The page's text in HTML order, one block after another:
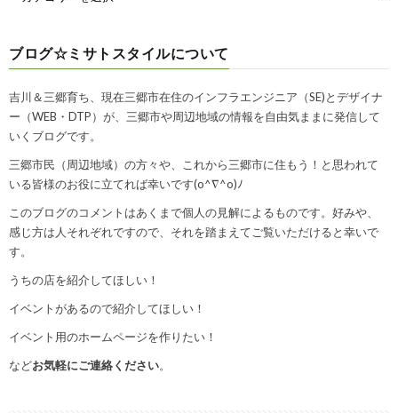
ブログ☆ミサトスタイルについて
吉川＆三郷育ち、現在三郷市在住のインフラエンジニア（SE)とデザイナ
ー（WEB・DTP）が、三郷市や周辺地域の情報を自由気ままに発信して
いくブログです。
三郷市民（周辺地域）の方々や、これから三郷市に住もう！と思われて
いる皆様のお役に立てれば幸いです(o^∇^o)ﾉ
このブログのコメントはあくまで個人の見解によるものです。好みや、
感じ方は人それぞれですので、それを踏まえてご覧いただけると幸いで
す。
うちの店を紹介してほしい！
イベントがあるので紹介してほしい！
イベント用のホームページを作りたい！
などお気軽にご連絡ください。